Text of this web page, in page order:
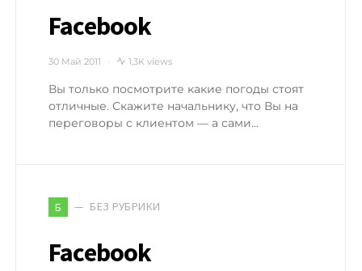
Facebook
30 Май 2011 1,3K views
Вы только посмотрите какие погоды стоят
отличные. Скажите начальнику, что Вы на
переговоры с клиентом — а сами…
Б БЕЗ РУБРИКИ
Facebook